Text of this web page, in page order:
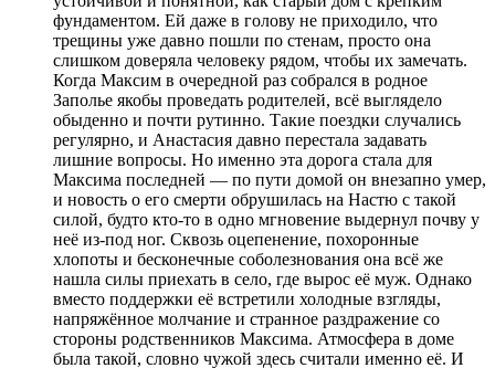
фундаментом. Ей даже в голову не приходило, что
трещины уже давно пошли по стенам, просто она
слишком доверяла человеку рядом, чтобы их замечать.
Когда Максим в очередной раз собрался в родное
Заполье якобы проведать родителей, всё выглядело
обыденно и почти рутинно. Такие поездки случались
регулярно, и Анастасия давно перестала задавать
лишние вопросы. Но именно эта дорога стала для
Максима последней — по пути домой он внезапно умер,
и новость о его смерти обрушилась на Настю с такой
силой, будто кто-то в одно мгновение выдернул почву у
неё из-под ног. Сквозь оцепенение, похоронные
хлопоты и бесконечные соболезнования она всё же
нашла силы приехать в село, где вырос её муж. Однако
вместо поддержки её встретили холодные взгляды,
напряжённое молчание и странное раздражение со
стороны родственников Максима. Атмосфера в доме
была такой, словно чужой здесь считали именно её. И